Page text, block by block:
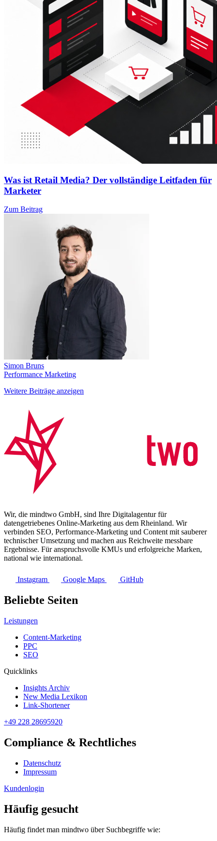
Was ist Retail Media? Der vollständige Leitfaden für
Marketer
Zum Beitrag
Simon Bruns
Performance Marketing
Weitere Beiträge anzeigen
Wir, die mindtwo GmbH, sind Ihre Digitalagentur für
datengetriebenes Online-Marketing aus dem Rheinland. Wir
verbinden SEO, Performance-Marketing und Content mit sauberer
technischer Umsetzung und machen aus Reichweite messbare
Ergebnisse. Für anspruchsvolle KMUs und erfolgreiche Marken,
national wie international.
Instagram Google Maps GitHub
Beliebte Seiten
Leistungen
Content-Marketing
PPC
SEO
Quicklinks
Insights Archiv
New Media Lexikon
Link-Shortener
+49 228 28695920
Compliance & Rechtliches
Datenschutz
Impressum
Kundenlogin
Häufig gesucht
Häufig findet man mindtwo über Suchbegriffe wie: